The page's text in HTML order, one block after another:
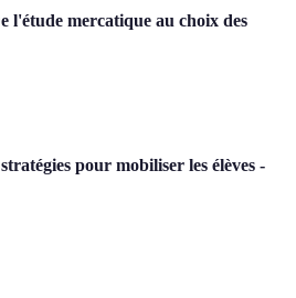
l'étude mercatique au choix des
pour mobiliser les élèves -